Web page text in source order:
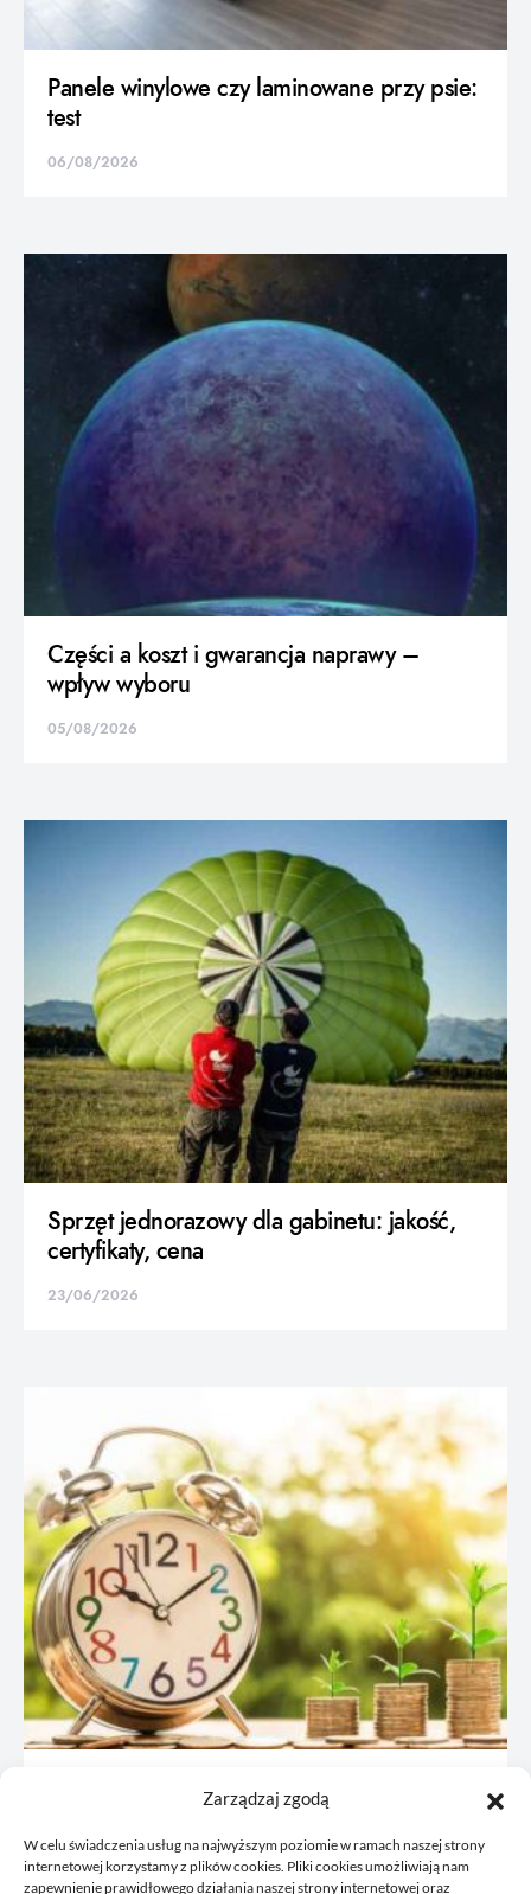
Zarządzaj zgodą
W celu świadczenia usług na najwyższym poziomie w ramach naszej strony
internetowej korzystamy z plików cookies. Pliki cookies umożliwiają nam
zapewnienie prawidłowego działania naszej strony internetowej oraz
Panele winylowe czy laminowane przy psie:
test
06/08/2026
Części a koszt i gwarancja naprawy –
wpływ wyboru
05/08/2026
Sprzęt jednorazowy dla gabinetu: jakość,
certyfikaty, cena
23/06/2026
JDG: co omówić z księgową przed
21/06/2026